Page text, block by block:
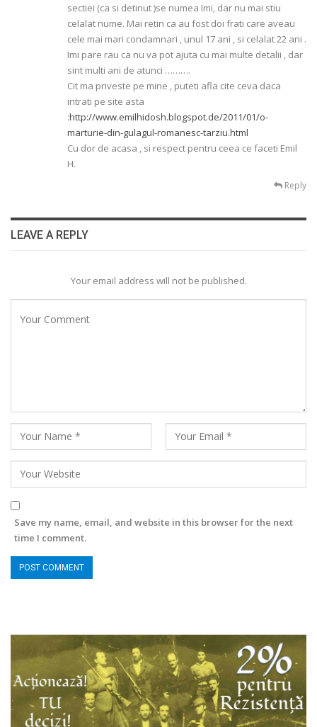
sectiei (ca si detinut )se numea Imi, dar nu mai stiu
celalat nume. Mai retin ca au fost doi frati care aveau
cele mai mari condamnari , unul 17 ani , si celalat 22 ani .
Imi pare rau ca nu va pot ajuta cu mai multe detalii , dar
sint multi ani de atunci ……….
Cit ma priveste pe mine , puteti afla cite ceva daca
intrati pe site asta
:http://www.emilhidosh.blogspot.de/2011/01/o-
marturie-din-gulagul-romanesc-tarziu.html
Cu dor de acasa , si respect pentru ceea ce faceti Emil
H.
Reply
LEAVE A REPLY
Your email address will not be published.
Save my name, email, and website in this browser for the next
time I comment.